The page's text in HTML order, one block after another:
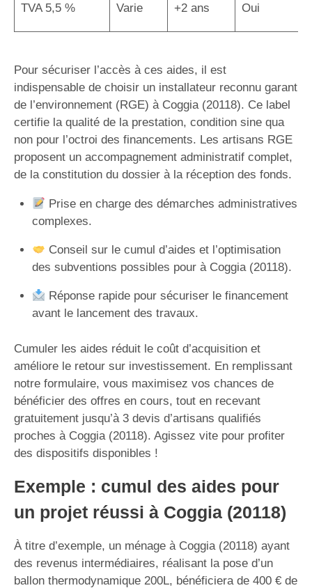
TVA 5,5 % Varie +2 ans Oui
Pour sécuriser l’accès à ces aides, il est
indispensable de choisir un installateur reconnu garant
de l’environnement (RGE) à Coggia (20118). Ce label
certifie la qualité de la prestation, condition sine qua
non pour l’octroi des financements. Les artisans RGE
proposent un accompagnement administratif complet,
de la constitution du dossier à la réception des fonds.
Prise en charge des démarches administratives
complexes.
Conseil sur le cumul d’aides et l’optimisation
des subventions possibles pour à Coggia (20118).
Réponse rapide pour sécuriser le financement
avant le lancement des travaux.
Cumuler les aides réduit le coût d’acquisition et
améliore le retour sur investissement. En remplissant
notre formulaire, vous maximisez vos chances de
bénéficier des offres en cours, tout en recevant
gratuitement jusqu’à 3 devis d’artisans qualifiés
proches à Coggia (20118). Agissez vite pour profiter
des dispositifs disponibles !
Exemple : cumul des aides pour
un projet réussi à Coggia (20118)
À titre d’exemple, un ménage à Coggia (20118) ayant
des revenus intermédiaires, réalisant la pose d’un
ballon thermodynamique 200L, bénéficiera de 400 € de